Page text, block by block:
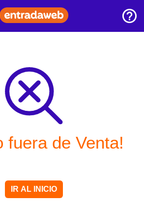
fuera de Venta!
IR AL INICIO